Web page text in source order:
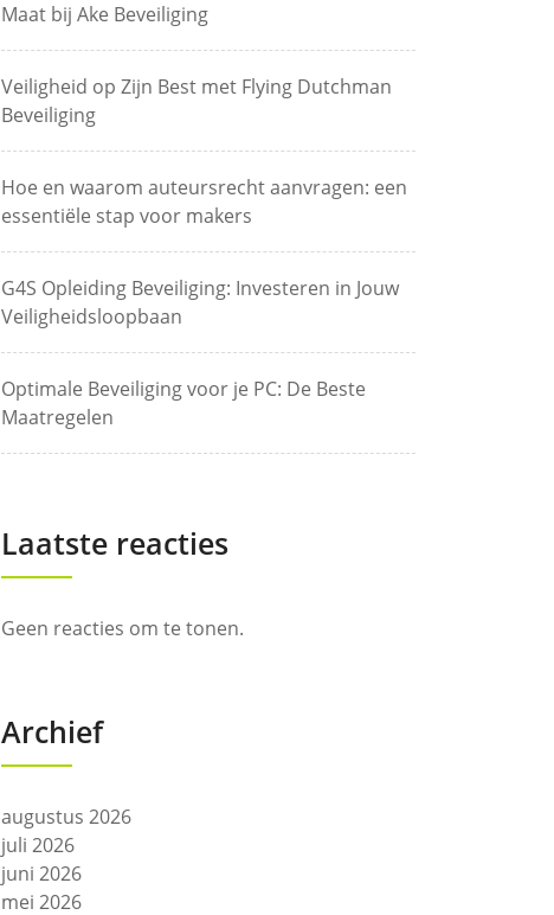
Maat bij Ake Beveiliging
Veiligheid op Zijn Best met Flying Dutchman
Beveiliging
Hoe en waarom auteursrecht aanvragen: een
essentiële stap voor makers
G4S Opleiding Beveiliging: Investeren in Jouw
Veiligheidsloopbaan
Optimale Beveiliging voor je PC: De Beste
Maatregelen
Laatste reacties
Geen reacties om te tonen.
Archief
augustus 2026
juli 2026
juni 2026
mei 2026